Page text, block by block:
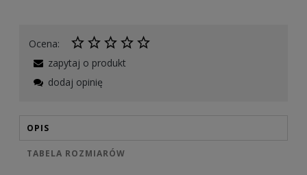
Ocena:
zapytaj o produkt
dodaj opinię
OPIS
TABELA ROZMIARÓW